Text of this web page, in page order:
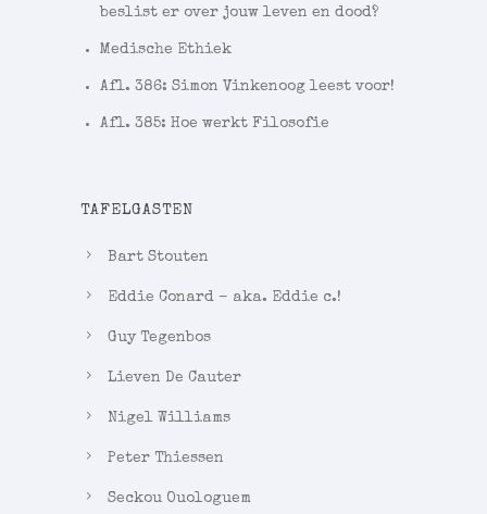
beslist er over jouw leven en dood?
Medische Ethiek
Afl. 386: Simon Vinkenoog leest voor!
Afl. 385: Hoe werkt Filosofie
TAFELGASTEN
Bart Stouten
Eddie Conard – aka. Eddie c.!
Guy Tegenbos
Lieven De Cauter
Nigel Williams
Peter Thiessen
Seckou Ouologuem